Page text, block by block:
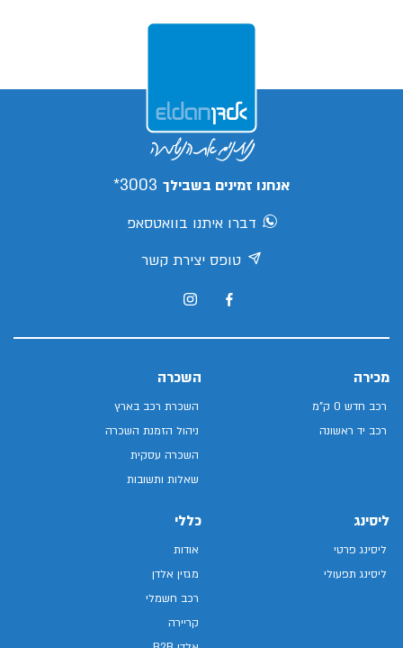
אנחנו זמינים בשבילך 3003*
דברו איתנו בוואטסאפ
טופס יצירת קשר
מכירה
רכב חדש 0 ק"מ
רכב יד ראשונה
השכרה
השכרת רכב בארץ
ניהול הזמנת השכרה
השכרה עסקית
שאלות ותשובות
ליסינג
ליסינג פרטי
ליסינג תפעולי
כללי
אודות
מגזין אלדן
רכב חשמלי
קריירה